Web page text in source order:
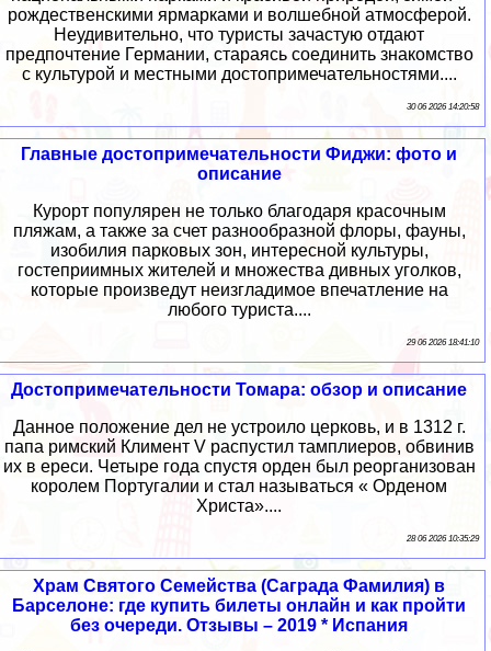
рождественскими ярмарками и волшебной атмосферой.
Неудивительно, что туристы зачастую отдают
предпочтение Германии, стараясь соединить знакомство
с культурой и местными достопримечательностями....
30 06 2026 14:20:58
Главные достопримечательности Фиджи: фото и
описание
Курорт популярен не только благодаря красочным
пляжам, а также за счет разнообразной флоры, фауны,
изобилия парковых зон, интересной культуры,
гостеприимных жителей и множества дивных уголков,
которые произведут неизгладимое впечатление на
любого туриста....
29 06 2026 18:41:10
Достопримечательности Томара: обзор и описание
Данное положение дел не устроило церковь, и в 1312 г.
папа римский Климент V распустил тамплиеров, обвинив
их в ереси. Четыре года спустя орден был реорганизован
королем Португалии и стал называться « Орденом
Христа»....
28 06 2026 10:35:29
Храм Святого Семейства (Саграда Фамилия) в
Барселоне: где купить билеты онлайн и как пройти
без очереди. Отзывы – 2019 * Испания